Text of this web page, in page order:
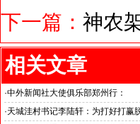
下一篇： 神农
相关文章
·中外新闻社大使俱乐部郑州行：
河南省委常委,郑州市委书记安伟会
·天城洼村书记李陆轩：为打好打赢